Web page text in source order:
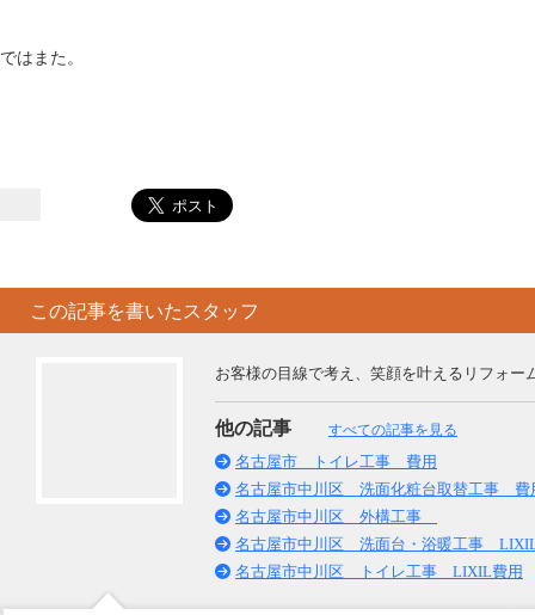
ではまた。
この記事を書いたスタッフ
お客様の目線で考え、笑顔を叶えるリフォー
他の記事 すべての記事を見る
名古屋市 トイレ工事 費用
名古屋市中川区 洗面化粧台取替工事 費
名古屋市中川区 外構工事
名古屋市中川区 洗面台・浴暖工事
名古屋市中川区 トイレ工事 LIXIL費用